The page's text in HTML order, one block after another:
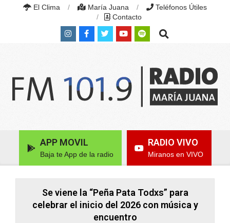
El Clima María Juana
Teléfonos Útiles
Contacto
Search
JUANA
FM
MARÍA
JUANA,
Navigation APP MOVIL
Baja te App de la radio
RADIO VIVO
Miranos en VIVO
Se viene la “Peña Pata Todxs” para
celebrar el inicio del 2026 con música y
encuentro